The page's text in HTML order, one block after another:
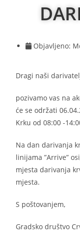
Objavljeno:
Dragi naši
pozivamo vas na
će se održati
Krku od 08:00 -
Na dan darivanja
linijama ”Arrive”
mjesta darivanja
mjesta.
S poštovanjem,
Gradsko društvo